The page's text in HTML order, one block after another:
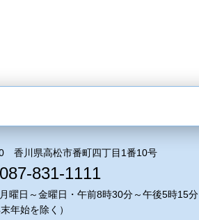
香川県高松市番町四丁目1番10号
087-831-1111
曜日～金曜日・午前8時30分～午後5時15分
年始を除く）